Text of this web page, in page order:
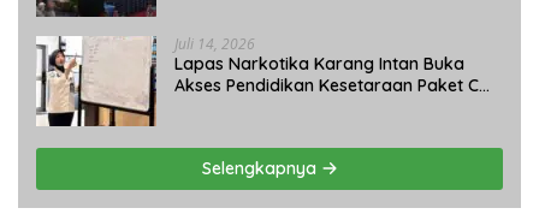
Juli 14, 2026
Lapas Narkotika Karang Intan Buka
Akses Pendidikan Kesetaraan Paket C
Selengkapnya